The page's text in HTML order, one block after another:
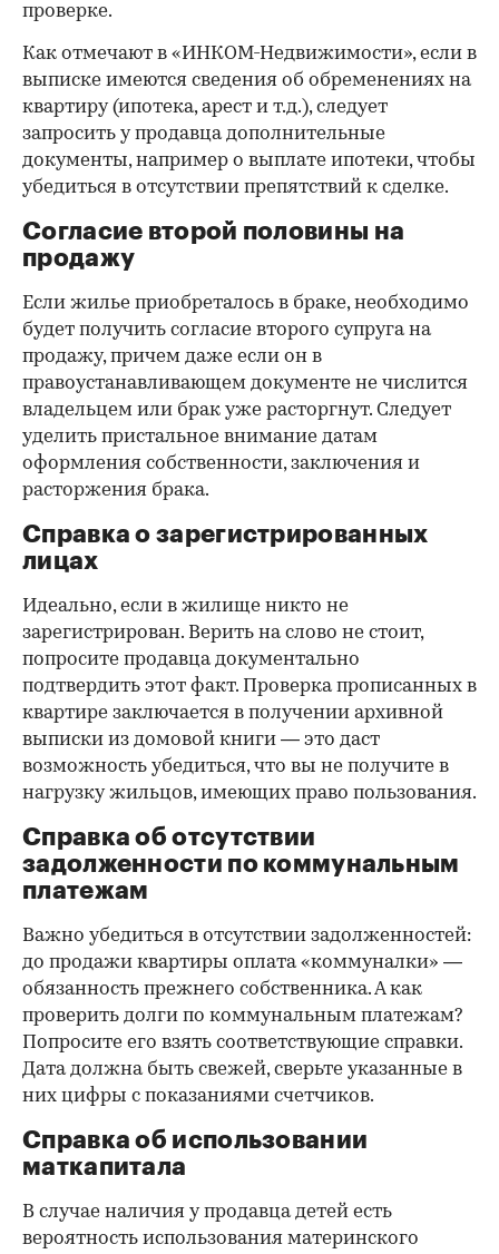
проверке.
Как отмечают в «ИНКОМ-Недвижимости», если в
выписке имеются сведения об обременениях на
квартиру (ипотека, арест и т.д.), следует
запросить у продавца дополнительные
документы, например о выплате ипотеки, чтобы
убедиться в отсутствии препятствий к сделке.
Согласие второй половины на
продажу
Если жилье приобреталось в браке, необходимо
будет получить согласие второго супруга на
продажу, причем даже если он в
правоустанавливающем документе не числится
владельцем или брак уже расторгнут. Следует
уделить пристальное внимание датам
оформления собственности, заключения и
расторжения брака.
Справка о зарегистрированных
лицах
Идеально, если в жилище никто не
зарегистрирован. Верить на слово не стоит,
попросите продавца документально
подтвердить этот факт. Проверка прописанных в
квартире заключается в получении архивной
выписки из домовой книги — это даст
возможность убедиться, что вы не получите в
нагрузку жильцов, имеющих право пользования.
Справка об отсутствии
задолженности по коммунальным
платежам
Важно убедиться в отсутствии задолженностей:
до продажи квартиры оплата «коммуналки» —
обязанность прежнего собственника. А как
проверить долги по коммунальным платежам?
Попросите его взять соответствующие справки.
Дата должна быть свежей, сверьте указанные в
них цифры с показаниями счетчиков.
Справка об использовании
маткапитала
В случае наличия у продавца детей есть
вероятность использования материнского